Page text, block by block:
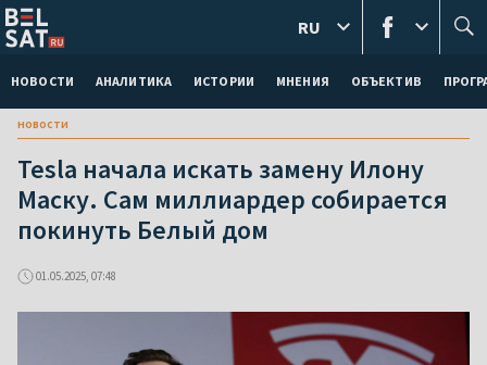
НОВОСТИ АНАЛИТИКА ИСТОРИИ МНЕНИЯ ОБЪЕКТИВ
RU
новости
Tesla начала искать замену Илону
Маску. Сам миллиардер собирается
покинуть Белый дом
01.05.2025, 07:48